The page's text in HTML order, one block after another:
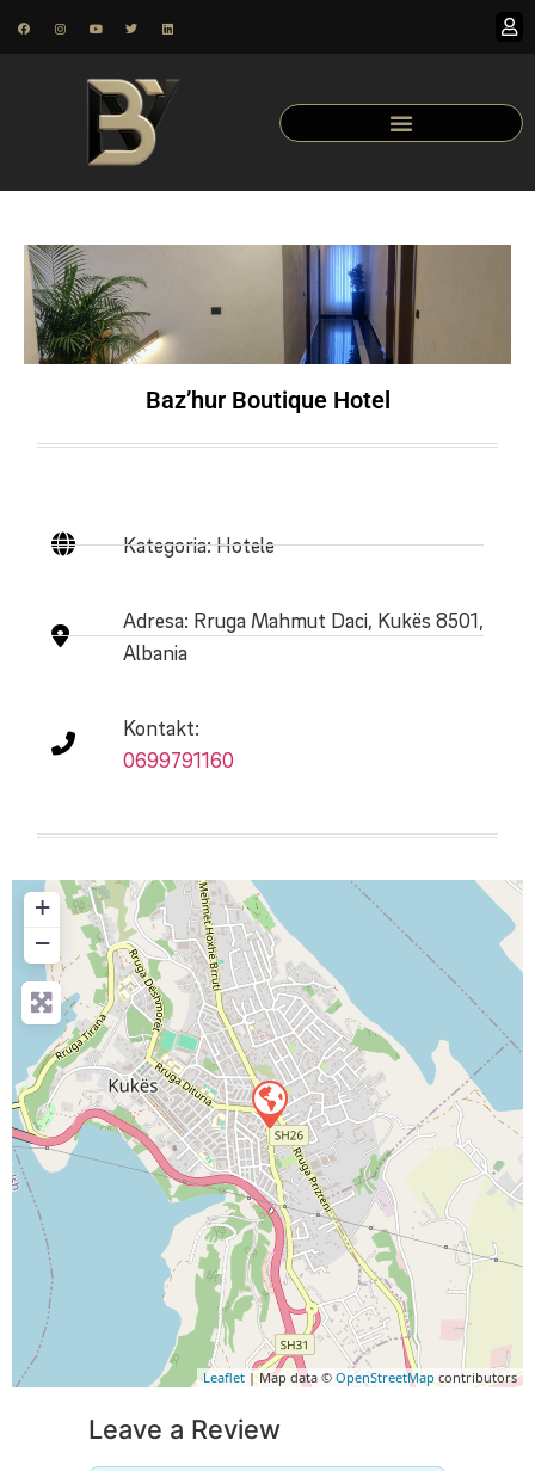
Baz’hur Boutique Hotel
Kategoria: Hotele
Adresa: Rruga Mahmut Daci, Kukës 8501,
Albania
Kontakt:
0699791160
+
−
Leaflet | Map data © OpenStreetMap contributors
Leave a Review